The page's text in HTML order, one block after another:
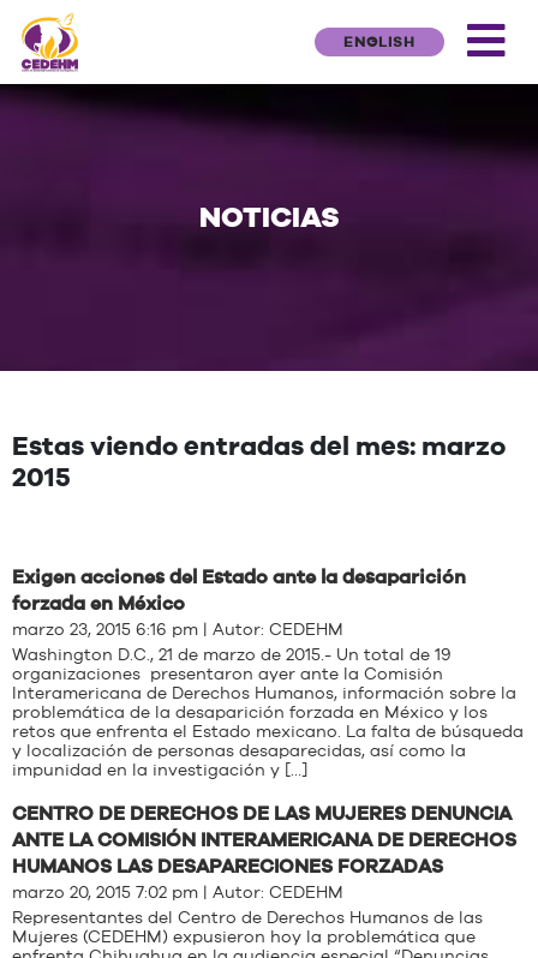
ENGLISH
NOTICIAS
Estas viendo entradas del mes: marzo
2015
Exigen acciones del Estado ante la desaparición
forzada en México
marzo 23, 2015 6:16 pm | Autor: CEDEHM
Washington D.C., 21 de marzo de 2015.- Un total de 19
organizaciones presentaron ayer ante la Comisión
Interamericana de Derechos Humanos, información sobre la
problemática de la desaparición forzada en México y los
retos que enfrenta el Estado mexicano. La falta de búsqueda
y localización de personas desaparecidas, así como la
impunidad en la investigación y […]
CENTRO DE DERECHOS DE LAS MUJERES DENUNCIA
ANTE LA COMISIÓN INTERAMERICANA DE DERECHOS
HUMANOS LAS DESAPARECIONES FORZADAS
marzo 20, 2015 7:02 pm | Autor: CEDEHM
Representantes del Centro de Derechos Humanos de las
Mujeres (CEDEHM) expusieron hoy la problemática que